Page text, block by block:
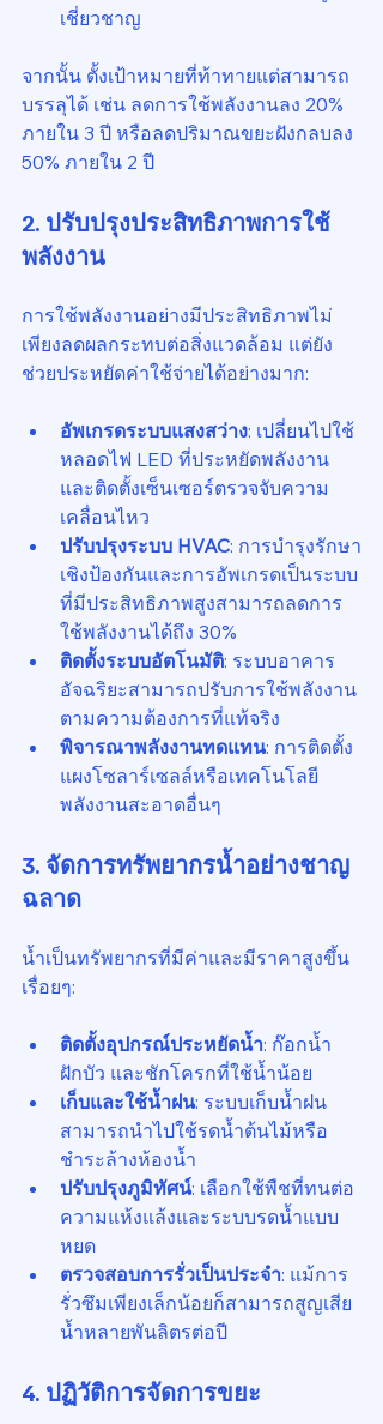
เชี่ยวชาญ
จากนั้น ตั้งเป้าหมายที่ท้าทายแต่สามารถ
บรรลุได้ เช่น ลดการใช้พลังงานลง 20%
ภายใน 3 ปี หรือลดปริมาณขยะฝังกลบลง
50% ภายใน 2 ปี
2. ปรับปรุงประสิทธิภาพการใช้
พลังงาน
การใช้พลังงานอย่างมีประสิทธิภาพไม่
เพียงลดผลกระทบต่อสิ่งแวดล้อม แต่ยัง
ช่วยประหยัดค่าใช้จ่ายได้อย่างมาก:
อัพเกรดระบบแสงสว่าง: เปลี่ยนไปใช้
หลอดไฟ LED ที่ประหยัดพลังงาน
และติดตั้งเซ็นเซอร์ตรวจจับความ
เคลื่อนไหว
ปรับปรุงระบบ HVAC: การบำรุงรักษา
เชิงป้องกันและการอัพเกรดเป็นระบบ
ที่มีประสิทธิภาพสูงสามารถลดการ
ใช้พลังงานได้ถึง 30%
ติดตั้งระบบอัตโนมัติ: ระบบอาคาร
อัจฉริยะสามารถปรับการใช้พลังงาน
ตามความต้องการที่แท้จริง
พิจารณาพลังงานทดแทน: การติดตั้ง
แผงโซลาร์เซลล์หรือเทคโนโลยี
พลังงานสะอาดอื่นๆ
3. จัดการทรัพยากรน้ำอย่างชาญ
ฉลาด
น้ำเป็นทรัพยากรที่มีค่าและมีราคาสูงขึ้น
เรื่อยๆ:
ติดตั้งอุปกรณ์ประหยัดน้ำ: ก๊อกน้ำ
ฝักบัว และชักโครกที่ใช้น้ำน้อย
เก็บและใช้น้ำฝน: ระบบเก็บน้ำฝน
สามารถนำไปใช้รดน้ำต้นไม้หรือ
ชำระล้างห้องน้ำ
ปรับปรุงภูมิทัศน์: เลือกใช้พืชที่ทนต่อ
ความแห้งแล้งและระบบรดน้ำแบบ
หยด
ตรวจสอบการรั่วเป็นประจำ: แม้การ
รั่วซึมเพียงเล็กน้อยก็สามารถสูญเสีย
น้ำหลายพันลิตรต่อปี
4. ปฏิวัติการจัดการขยะ